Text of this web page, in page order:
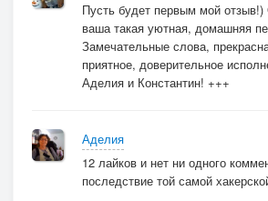
Пусть будет первым мой
ваша такая уютная, домашняя
Замечательные слова,
приятное, доверительное
Аделия и Константин! +++
Аделия
12 лайков и нет ни одного
последствие той самой